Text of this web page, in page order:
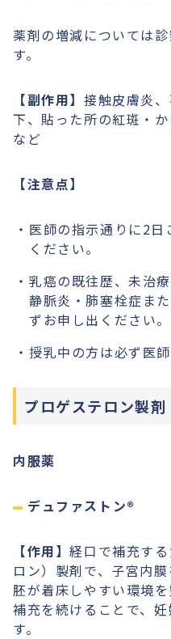
薬剤の増減については
す。
【副作用】 接触皮膚炎
下、貼った所の紅斑・
など
【注意点】
医師の指示通りに2日
ください。
乳癌の既往歴、未治
静脈炎・肺塞栓症ま
ずお申し出ください。
授乳中の方は必ず医
プロゲステロン製剤
内服薬
デュファストン®︎
【作用】経口で補充す
ロン）製剤で、子宮内
胚が着床しやすい環境
補充を続けることで、
す。